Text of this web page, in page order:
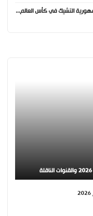
موعد مباراة كوريا الجنوبية وجمهورية التشيك في كأس العالم 2026 والقنوات الناقلة
موعد مباراة البرتغال والكونغو في كأس العالم 2026